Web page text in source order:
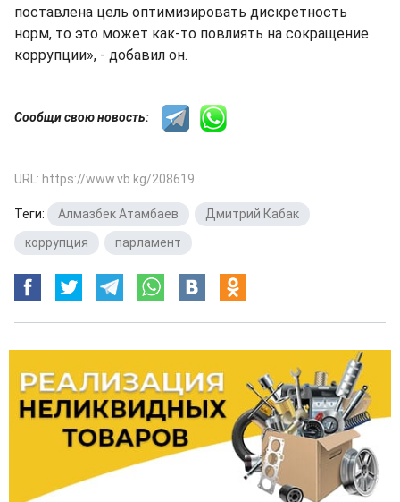
поставлена цель оптимизировать дискретность
норм, то это может как-то повлиять на сокращение
коррупции», - добавил он.
Сообщи свою новость:
URL: https://www.vb.kg/208619
Теги: Алмазбек Атамбаев Дмитрий Кабак
коррупция
парламент